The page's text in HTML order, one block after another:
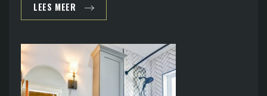
LEES MEER